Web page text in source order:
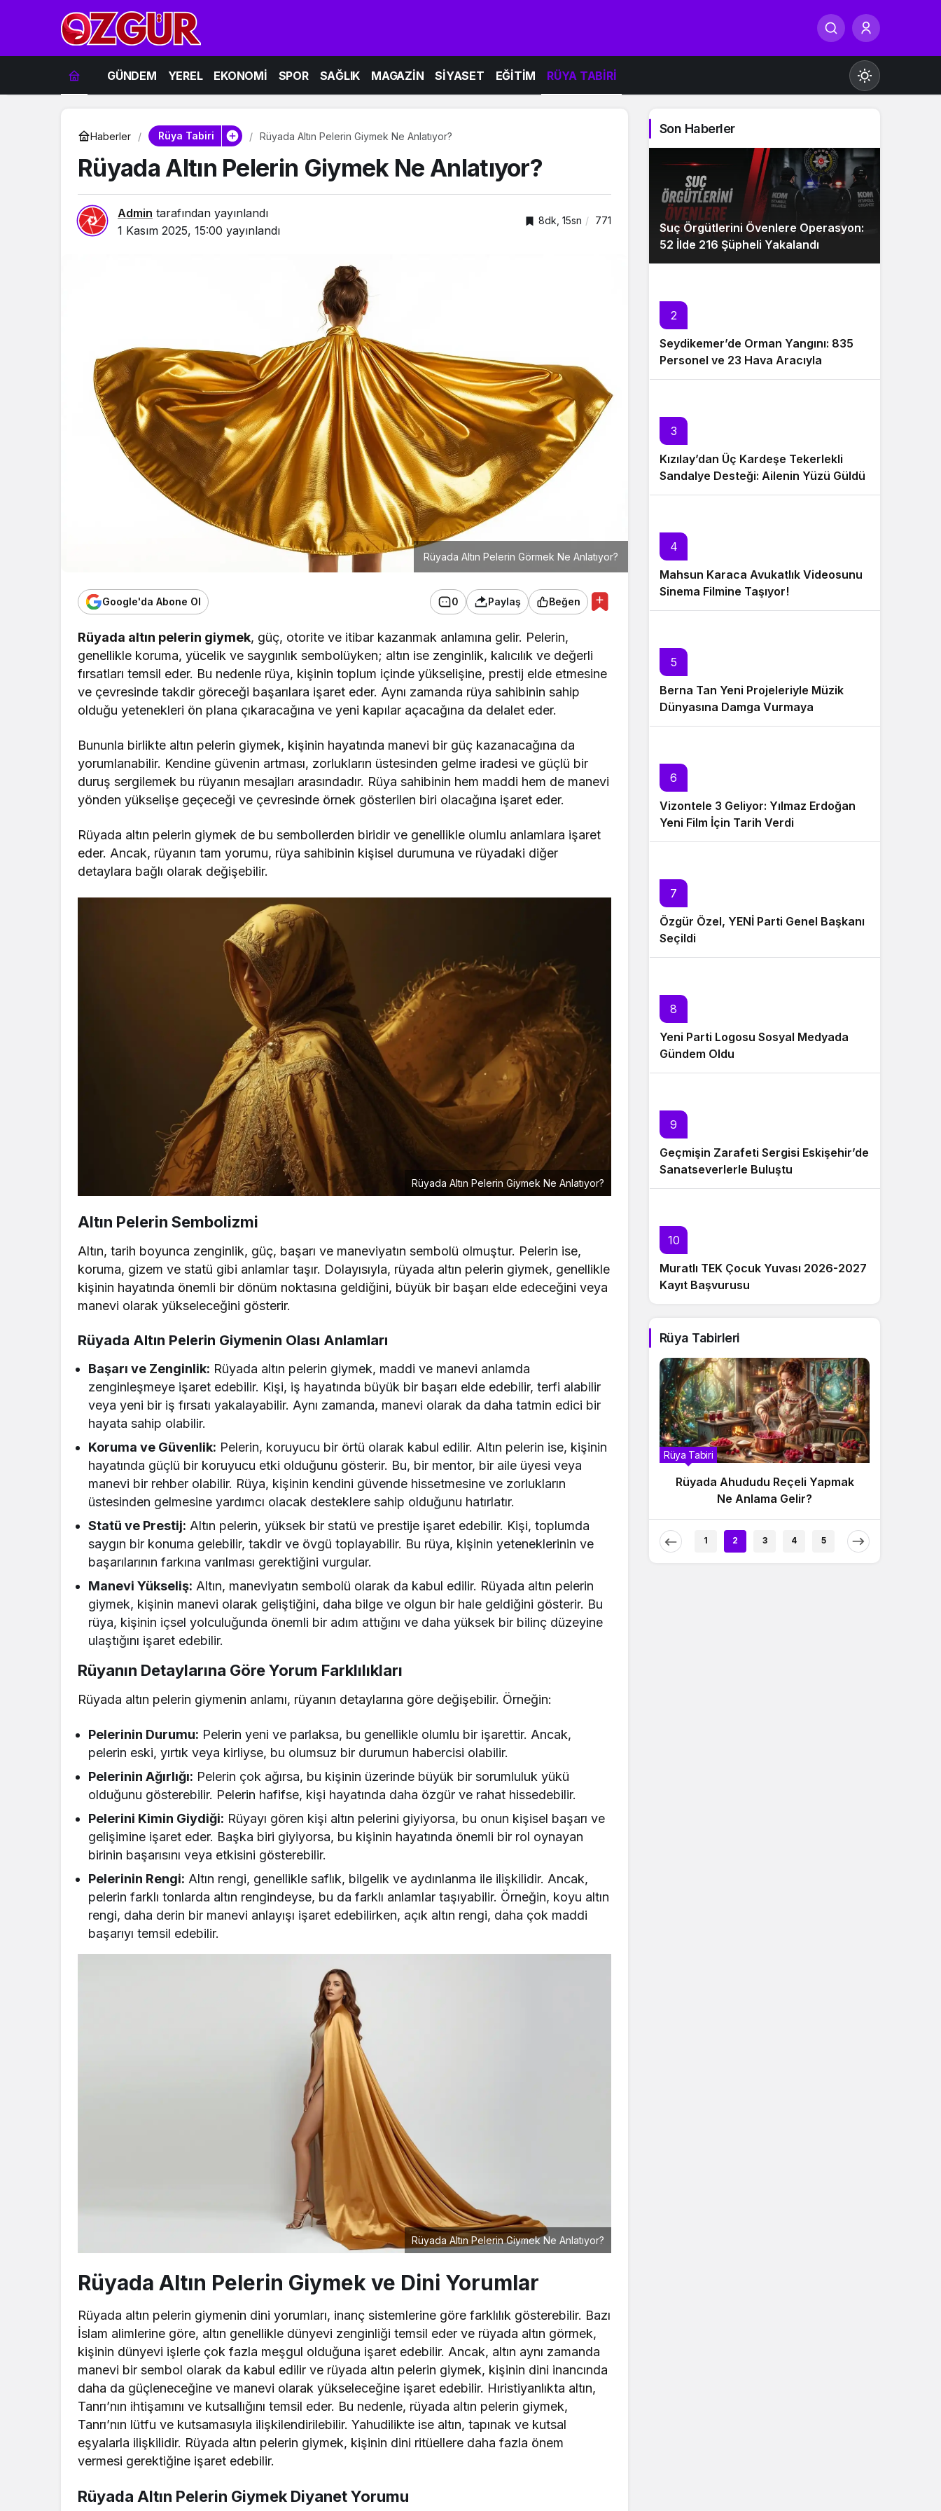
GÜNDEM YEREL EKONOMİ SPOR SAĞLIK MAGAZİN SİYASET EĞİTİM RÜYA TABİRİ
Gündüz Modu
Gündüz modunu seçin.
Gece Modu
Haberler Rüya Tabiri Rüyada Altın Pelerin Giymek Ne Anlatıyor?
Rüyada Altın Pelerin Giymek Ne Anlatıyor?
Admin tarafından yayınlandı
1 Kasım 2025, 15:00 yayınlandı
8dk, 15sn 771
Rüyada Altın Pelerin Görmek Ne Anlatıyor?
Google'da Abone Ol 0 Paylaş Beğen
Rüyada altın pelerin giymek, güç, otorite ve itibar kazanmak anlamına gelir. Pelerin,
genellikle koruma, yücelik ve saygınlık sembolüyken; altın ise zenginlik, kalıcılık ve değerli
fırsatları temsil eder. Bu nedenle rüya, kişinin toplum içinde yükselişine, prestij elde etmesine
ve çevresinde takdir göreceği başarılara işaret eder. Aynı zamanda rüya sahibinin sahip
olduğu yetenekleri ön plana çıkaracağına ve yeni kapılar açacağına da delalet eder.
Bununla birlikte altın pelerin giymek, kişinin hayatında manevi bir güç kazanacağına da
yorumlanabilir. Kendine güvenin artması, zorlukların üstesinden gelme iradesi ve güçlü bir
duruş sergilemek bu rüyanın mesajları arasındadır. Rüya sahibinin hem maddi hem de manevi
yönden yükselişe geçeceği ve çevresinde örnek gösterilen biri olacağına işaret eder.
Rüyada altın pelerin giymek de bu sembollerden biridir ve genellikle olumlu anlamlara işaret
eder. Ancak, rüyanın tam yorumu, rüya sahibinin kişisel durumuna ve rüyadaki diğer
detaylara bağlı olarak değişebilir.
Rüyada Altın Pelerin Giymek Ne Anlatıyor?
Altın Pelerin Sembolizmi
Altın, tarih boyunca zenginlik, güç, başarı ve maneviyatın sembolü olmuştur. Pelerin ise,
koruma, gizem ve statü gibi anlamlar taşır. Dolayısıyla, rüyada altın pelerin giymek, genellikle
kişinin hayatında önemli bir dönüm noktasına geldiğini, büyük bir başarı elde edeceğini veya
manevi olarak yükseleceğini gösterir.
Rüyada Altın Pelerin Giymenin Olası Anlamları
Başarı ve Zenginlik: Rüyada altın pelerin giymek, maddi ve manevi anlamda
zenginleşmeye işaret edebilir. Kişi, iş hayatında büyük bir başarı elde edebilir, terfi alabilir
veya yeni bir iş fırsatı yakalayabilir. Aynı zamanda, manevi olarak da daha tatmin edici bir
hayata sahip olabilir.
Koruma ve Güvenlik: Pelerin, koruyucu bir örtü olarak kabul edilir. Altın pelerin ise, kişinin
hayatında güçlü bir koruyucu etki olduğunu gösterir. Bu, bir mentor, bir aile üyesi veya
manevi bir rehber olabilir. Rüya, kişinin kendini güvende hissetmesine ve zorlukların
üstesinden gelmesine yardımcı olacak desteklere sahip olduğunu hatırlatır.
Statü ve Prestij: Altın pelerin, yüksek bir statü ve prestije işaret edebilir. Kişi, toplumda
saygın bir konuma gelebilir, takdir ve övgü toplayabilir. Bu rüya, kişinin yeteneklerinin ve
başarılarının farkına varılması gerektiğini vurgular.
Manevi Yükseliş: Altın, maneviyatın sembolü olarak da kabul edilir. Rüyada altın pelerin
giymek, kişinin manevi olarak geliştiğini, daha bilge ve olgun bir hale geldiğini gösterir. Bu
rüya, kişinin içsel yolculuğunda önemli bir adım attığını ve daha yüksek bir bilinç düzeyine
ulaştığını işaret edebilir.
Rüyanın Detaylarına Göre Yorum Farklılıkları
Rüyada altın pelerin giymenin anlamı, rüyanın detaylarına göre değişebilir. Örneğin:
Pelerinin Durumu: Pelerin yeni ve parlaksa, bu genellikle olumlu bir işarettir. Ancak,
pelerin eski, yırtık veya kirliyse, bu olumsuz bir durumun habercisi olabilir.
Pelerinin Ağırlığı: Pelerin çok ağırsa, bu kişinin üzerinde büyük bir sorumluluk yükü
olduğunu gösterebilir. Pelerin hafifse, kişi hayatında daha özgür ve rahat hissedebilir.
Pelerini Kimin Giydiği: Rüyayı gören kişi altın pelerini giyiyorsa, bu onun kişisel başarı ve
gelişimine işaret eder. Başka biri giyiyorsa, bu kişinin hayatında önemli bir rol oynayan
birinin başarısını veya etkisini gösterebilir.
Pelerinin Rengi: Altın rengi, genellikle saflık, bilgelik ve aydınlanma ile ilişkilidir. Ancak,
pelerin farklı tonlarda altın rengindeyse, bu da farklı anlamlar taşıyabilir. Örneğin, koyu altın
rengi, daha derin bir manevi anlayışı işaret edebilirken, açık altın rengi, daha çok maddi
başarıyı temsil edebilir.
Rüyada Altın Pelerin Giymek Ne Anlatıyor?
Rüyada Altın Pelerin Giymek ve Dini Yorumlar
Rüyada altın pelerin giymenin dini yorumları, inanç sistemlerine göre farklılık gösterebilir. Bazı
İslam alimlerine göre, altın genellikle dünyevi zenginliği temsil eder ve rüyada altın görmek,
kişinin dünyevi işlerle çok fazla meşgul olduğuna işaret edebilir. Ancak, altın aynı zamanda
manevi bir sembol olarak da kabul edilir ve rüyada altın pelerin giymek, kişinin dini inancında
daha da güçleneceğine ve manevi olarak yükseleceğine işaret edebilir. Hıristiyanlıkta altın,
Tanrı’nın ihtişamını ve kutsallığını temsil eder. Bu nedenle, rüyada altın pelerin giymek,
Tanrı’nın lütfu ve kutsamasıyla ilişkilendirilebilir. Yahudilikte ise altın, tapınak ve kutsal
eşyalarla ilişkilidir. Rüyada altın pelerin giymek, kişinin dini ritüellere daha fazla önem
vermesi gerektiğine işaret edebilir.
Rüyada Altın Pelerin Giymek Diyanet Yorumu
Son Haberler
Suç Örgütlerini Övenlere Operasyon:
52 İlde 216 Şüpheli Yakalandı
2
Seydikemer’de Orman Yangını: 835
Personel ve 23 Hava Aracıyla
Müdahale Sürüyor
3
Kızılay’dan Üç Kardeşe Tekerlekli
Sandalye Desteği: Ailenin Yüzü Güldü
4
Mahsun Karaca Avukatlık Videosunu
Sinema Filmine Taşıyor!
5
Berna Tan Yeni Projeleriyle Müzik
Dünyasına Damga Vurmaya
Hazırlanıyor
6
Vizontele 3 Geliyor: Yılmaz Erdoğan
Yeni Film İçin Tarih Verdi
7
Özgür Özel, YENİ Parti Genel Başkanı
Seçildi
8
Yeni Parti Logosu Sosyal Medyada
Gündem Oldu
9
Geçmişin Zarafeti Sergisi Eskişehir’de
Sanatseverlerle Buluştu
10
Muratlı TEK Çocuk Yuvası 2026-2027
Kayıt Başvurusu
Rüya Tabirleri
Rüya Tabiri
Rüyada Ahududu Reçeli Almak Ne
Anlama Gelir? Detaylı Tabirler
Rüya Tabiri
Rüyada Ahududu Reçeli Yapmak
Ne Anlama Gelir?
1 2 3 4 5